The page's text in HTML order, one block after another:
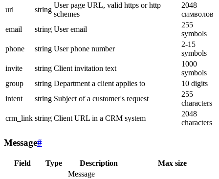
url
string
User page URL, valid https or http
schemes
2048
символов
email
string User email
255
symbols
phone
string User phone number
2-15
symbols
invite
string Client invitation text
1000
symbols
group
string Department a client applies to
10 digits
intent
string Subject of a customer's request
255
characters
crm_link string Client URL in a CRM system
2048
characters
Message#
Field Type Description Max size
Message